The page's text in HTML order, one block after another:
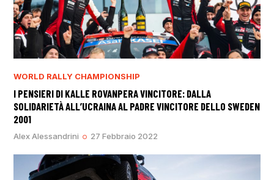
WORLD RALLY CHAMPIONSHIP
I PENSIERI DI KALLE ROVANPERA VINCITORE: DALLA
SOLIDARIETÀ ALL’UCRAINA AL PADRE VINCITORE DELLO SWEDEN
2001
Alex Alessandrini 27 Febbraio 2022